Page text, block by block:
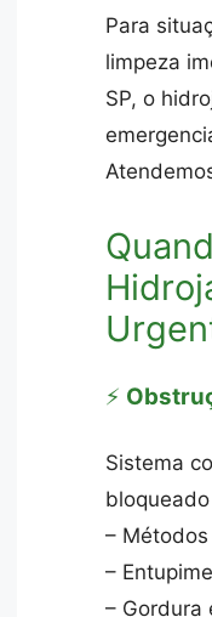
Para
limpeza
SP, o
⚡
Sistema
–
–
– Gordura